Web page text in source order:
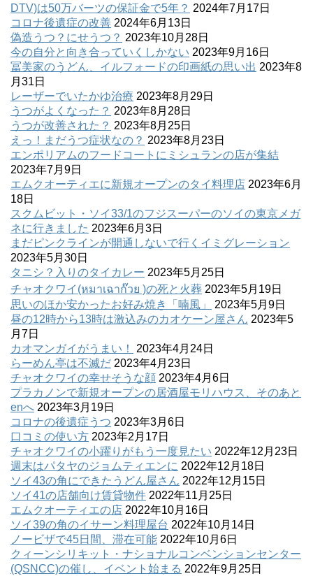
DTV)は50万バーツの保証金で5年？ 2024年7月17日
コロナ後遺症の改善 2024年6月13日
偽造うつ？にせうつ？ 2023年10月28日
今の自分と向き合っていくしかない 2023年9月16日
冨美家のうどん、イルフォードの印画紙の思い出 2023年8
月31日
レーザーでいたかゆ治療 2023年8月29日
うつがよくなった？ 2023年8月28日
うつが改善された？ 2023年8月25日
えっ！まだうつ症状なの？ 2023年8月23日
エンポリアムのフードコートにミシュランの店が集結
2023年7月9日
エムクオーティエに新規オープンのタイ料理店 2023年6月
18日
スクムビット・ソイ33/1のフジスーパーのソイの東京メガ
ネに行きました 2023年6月3日
まだピンクラインが開通しないで行くイミグレーション
2023年5月30日
タニシ？入りのタイカレー 2023年5月25日
チャオクワイ(หมาเฉาก๊วย )の死と火葬 2023年5月19日
思いのほか安かったお好み焼き「喃風」
2023年5月9日
昼の12時から13時は激込みのカオケーン屋さん 2023年5
月7日
カオマンガイがうまい！
2023年4月24日
らーめん亭は不滅だ 2023年4月23日
チャオクワイの幸せそうな顔 2023年4月6日
プラカノンで新規オープンの居酒屋モリハウス、そのあと
enへ 2023年3月19日
コロナの後遺症うつ 2023年3月6日
口コミの使い方 2023年2月17日
チャオクワイの小躍りがもう一度見たい 2022年12月23日
週末はパタヤのジョムティエンに 2022年12月18日
ソイ43の角にできたうどん屋さん 2022年12月15日
ソイ41の店舗向け賃貸物件 2022年11月25日
エムクオーティエの店 2022年10月16日
ソイ39の角のイサーン料理屋台 2022年10月14日
ノービザで45日間、滞在可能 2022年10月6日
クィーンシリキット・ナショナルコンベンションセンター
(QSNCC)の催し、イベント始まる 2022年9月25日